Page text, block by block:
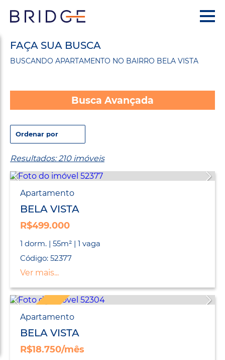
FAÇA SUA BUSCA
BUSCANDO APARTAMENTO NO BAIRRO BELA VISTA
Busca Avançada
Resultados: 210 imóveis
Apartamento
BELA VISTA
R$499.000
1 dorm. | 55m² | 1 vaga
Código: 52377
Ver mais...
EXCLUSIVO
Apartamento
BELA VISTA
R$18.750/mês